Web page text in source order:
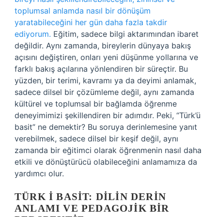
toplumsal anlamda nasıl bir dönüşüm
yaratabileceğini her gün daha fazla takdir
ediyorum. Eğitim, sadece bilgi aktarımından ibaret
değildir. Aynı zamanda, bireylerin dünyaya bakış
açısını değiştiren, onları yeni düşünme yollarına ve
farklı bakış açılarına yönlendiren bir süreçtir. Bu
yüzden, bir terimi, kavramı ya da deyimi anlamak,
sadece dilsel bir çözümleme değil, aynı zamanda
kültürel ve toplumsal bir bağlamda öğrenme
deneyimimizi şekillendiren bir adımdır. Peki, “Türk’ü
basit” ne demektir? Bu soruya derinlemesine yanıt
verebilmek, sadece dilsel bir keşif değil, aynı
zamanda bir eğitimci olarak öğrenmenin nasıl daha
etkili ve dönüştürücü olabileceğini anlamamıza da
yardımcı olur.
TÜRK İ BASIT: DILIN DERIN
ANLAMI VE PEDAGOJIK BIR